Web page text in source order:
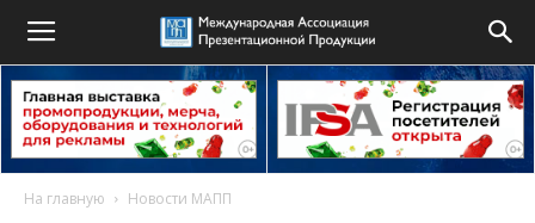
На главную Новости МАПП